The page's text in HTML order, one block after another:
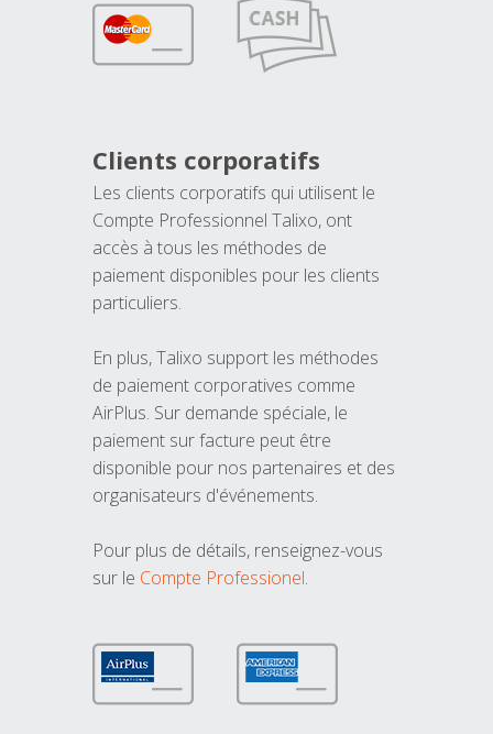
Clients corporatifs
Les clients corporatifs qui utilisent le
Compte Professionnel Talixo, ont
accès à tous les méthodes de
paiement disponibles pour les clients
particuliers.
En plus, Talixo support les méthodes
de paiement corporatives comme
AirPlus. Sur demande spéciale, le
paiement sur facture peut être
disponible pour nos partenaires et des
organisateurs d'événements.
Pour plus de détails, renseignez-vous
sur le Compte Professionel.